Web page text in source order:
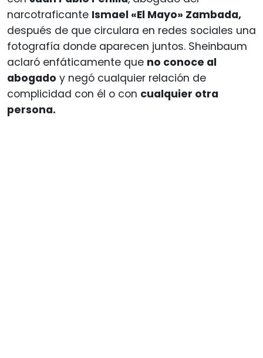
narcotraficante Ismael «El Mayo» Zambada,
después de que circulara en redes sociales una
fotografía donde aparecen juntos. Sheinbaum
aclaró enfáticamente que no conoce al
abogado y negó cualquier relación de
complicidad con él o con cualquier otra
persona.